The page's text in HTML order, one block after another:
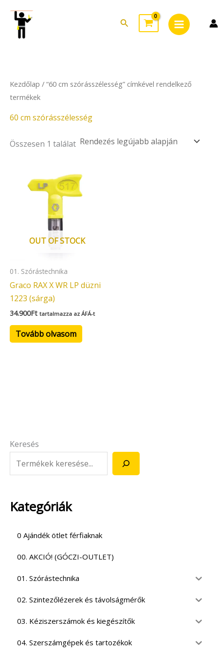
content
Search
Menu
Keresés
Kategóriák
0 Ajándék ötlet férfiaknak
00. AKCIÓ! (GÓCZI-OUTLET)
01. Szórástechnika
02. Szintezőlézerek és távolságmérők
03. Kéziszerszámok és kiegészítők
04. Szerszámgépek és tartozékok
Kezdőlap / “60 cm szórásszélesség” címkével rendelkező
termékek
60 cm szórásszélesség
Összesen 1 találat
OUT OF STOCK
01. Szórástechnika
Graco RAX X WR LP düzni
1223 (sárga)
34.900Ft tartalmazza az ÁFÁ-t
Tovább olvasom